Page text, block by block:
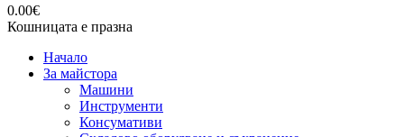
0.00€
Кошницата е празна
Начало
За майстора
Машини
Инструменти
Консумативи